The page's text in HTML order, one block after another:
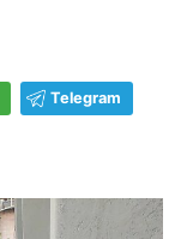
Telegram